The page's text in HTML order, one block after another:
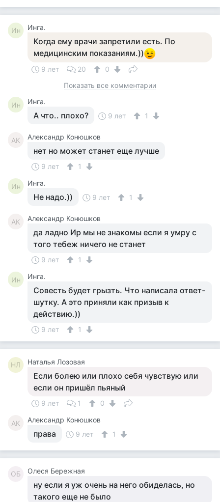
Ин Инга.
Когда ему врачи запретили есть. По
медицинским показаниям.))
9 лет 20
0
Показать все комментарии
Ин Инга.
А что.. плохо? 9 лет 1
АК Александр Конюшков
нет но может станет еще лучше
9 лет 1
Ин Инга.
Не надо.)) 9 лет 1
АК Александр Конюшков
да ладно Ир мы не знакомы если я умру с
того тебеж ничего не станет
9 лет 1
Ин Инга.
Совесть будет грызть. Что написала ответ-
шутку. А это приняли как призыв к
действию.))
9 лет 1
НЛ Наталья Лозовая
Если болею или плохо себя чувствую или
если он пришёл пьяный
9 лет 1 0
АК Александр Конюшков
права 9 лет 1
ОБ Олеся Бережная
ну если я уж очень на него обиделась, но
такого еще не было